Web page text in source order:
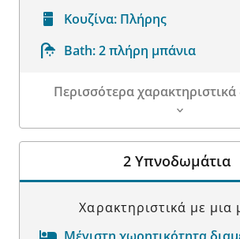
Κουζίνα: Πλήρης
Bath:2 πλήρη μπάνια
Περισσότερα
Λεπτομέρειες δωματίου
2 Υπνοδωμάτια
Χαρακτηριστικά με μια